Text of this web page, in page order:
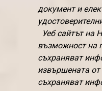
документ и
Уеб сайтът
възможност на
съхраняват
извършената от
съхраняват